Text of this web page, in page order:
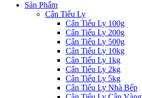
Sản Phẩm
Cân Tiểu Ly
Cân Tiểu Ly 100g
Cân Tiểu Ly 200g
Cân Tiểu Ly 500g
Cân Tiểu Ly 10kg
Cân Tiểu Ly 1kg
Cân Tiểu Ly 2kg
Cân Tiểu Ly 5kg
Cân Tiểu Ly Nhà Bếp